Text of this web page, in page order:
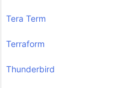
Tera Term
Terraform
Thunderbird